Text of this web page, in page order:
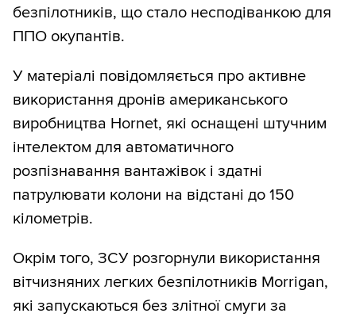
безпілотників, що стало несподіванкою для
ППО окупантів.
У матеріалі повідомляється про активне
використання дронів американського
виробництва Hornet, які оснащені штучним
інтелектом для автоматичного
розпізнавання вантажівок і здатні
патрулювати колони на відстані до 150
кілометрів.
Окрім того, ЗСУ розгорнули використання
вітчизняних легких безпілотників Morrigan,
які запускаються без злітної смуги за